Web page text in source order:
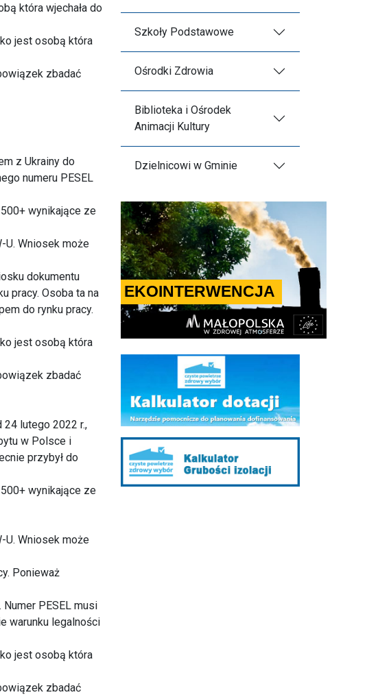
która wjechała do
jest osobą która
zbadać
z Ukrainy do
numeru PESEL
wynikające ze
U. Wniosek może
dokumentu
pracy. Osoba ta na
do rynku pracy.
jest osobą która
zbadać
24 lutego 2022 r.,
w Polsce i
przybył do
wynikające ze
U. Wniosek może
Ponieważ
PESEL musi
warunku legalności
jest osobą która
zbadać
Szkoły Podstawowe
Ośrodki Zdrowia
Biblioteka i Ośrodek
Animacji Kultury
Dzielnicowi w Gminie